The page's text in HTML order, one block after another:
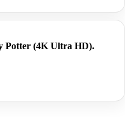
Potter (4K Ultra HD).